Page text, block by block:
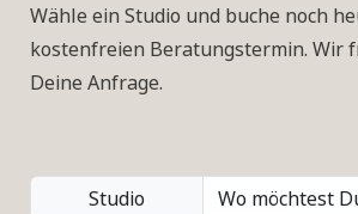
Wähle ein Studio und buche noch
kostenfreien Beratungstermin. Wir
Deine Anfrage.
Studio